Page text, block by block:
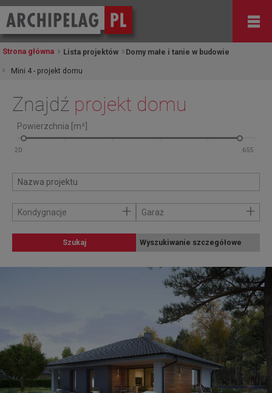
Strona główna Lista projektów Domy małe i tanie w budowie
Mini 4 - projekt domu
Znajdź projekt domu
Powierzchnia [m²]
Kondygnacje + Garaż +
Szukaj Wyszukiwanie szczegółowe